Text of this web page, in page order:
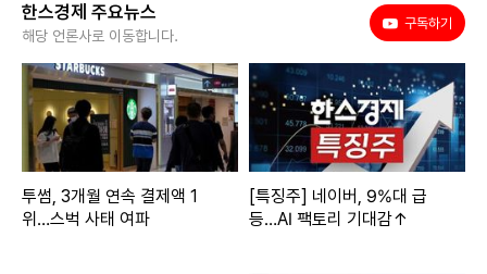
시하게 착용 가능한 휴가지별 ‘바캉스룩’을 제안한다. 노스페
이스가 추천하는 올여름 바캉스룩은 물놀이, 캠핑, 러닝 등 다
양한 여름철 아웃도어 활동에서 고기능성을 바탕으로 쾌적함
과 편안함을 제공해 주는 한편, 호캉스를 비롯한 시티 바캉스
나 일상 생활에서도 스타일리시하게 활용할 수 있는 세련된 디
자인과 실용성을 갖췄다.
한스경제 주요뉴스
해당 언론사로 이동합니다.
구독하기
투썸, 3개월 연속 결제액 1
위…스벅 사태 여파
[특징주] 네이버, 9%대 급
등…AI 팩토리 기대감↑